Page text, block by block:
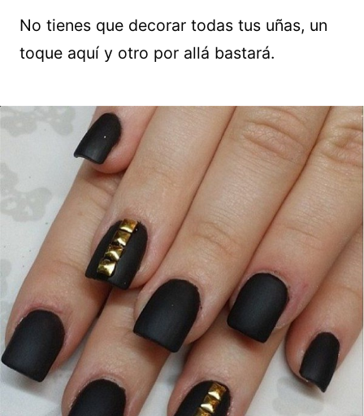
No tienes que decorar todas tus uñas, un
toque aquí y otro por allá bastará.